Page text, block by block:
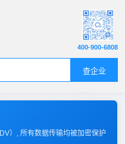
查企业
400-900-6808
DV）, 所有数据传输均被加密保护